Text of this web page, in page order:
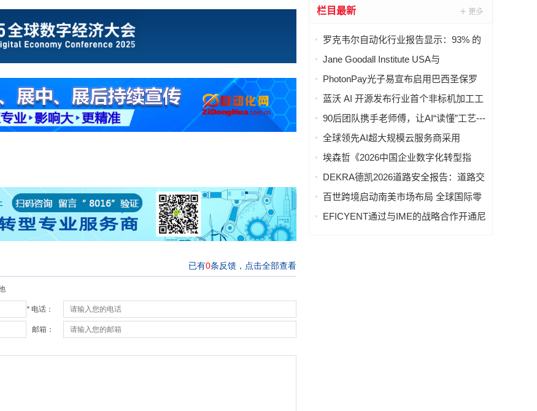
栏目最新
罗克韦尔自动化行业报告显示：93% 的
制造商已部署 MES 制造执行系统，但仅
Jane Goodall Institute USA与
FormationQ启动首个量子计算研究项
PhotonPay光子易宣布启用巴西圣保罗
办公室，加速拉美市场战略布局
蓝沃 AI 开源发布行业首个非标机加工工
艺大模型「沃土」LevelField-1，工业 AI
90后团队携手老师傅，让AI“读懂”工艺---
-非标机加工工艺大模型「沃土」在沪开
全球领先AI超大规模云服务商采用
ATLANT 3D NANOFABRICATOR®
埃森哲《2026中国企业数字化转型指
数》：中国企业加速AI规模化应用，尚
DEKRA德凯2026道路安全报告：道路交
通场景下的职业安全 - 高风险环境，事
百世跨境启动南美市场布局 全球国际零
担物流网络进入第二阶段
EFICYENT通过与IME的战略合作开通尼